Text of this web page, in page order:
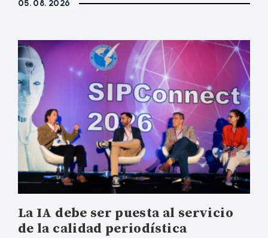
05. 08. 2026
La IA debe ser puesta al servicio
de la calidad periodística